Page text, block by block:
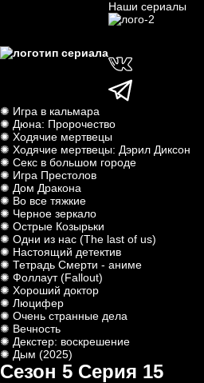
Наши сериалы
✺ Игра в кальмара
✺ Дюна: Пророчество
✺ Ходячие мертвецы
✺ Ходячие мертвецы: Дэрил Диксон
✺ Секс в большом городе
✺ Игра Престолов
✺ Дом Дракона
✺ Во все тяжкие
✺ Черное зеркало
✺ Острые Козырьки
✺ Одни из нас (The last of us)
✺ Настоящий детектив
✺ Тетрадь Смерти - аниме
✺ Фоллаут (Fallout)
✺ Хороший доктор
✺ Люцифер
✺ Очень странные дела
✺ Вечность
✺ Декстер: воскрешение
✺ Дым (2025)
Сезон 5 Серия 15